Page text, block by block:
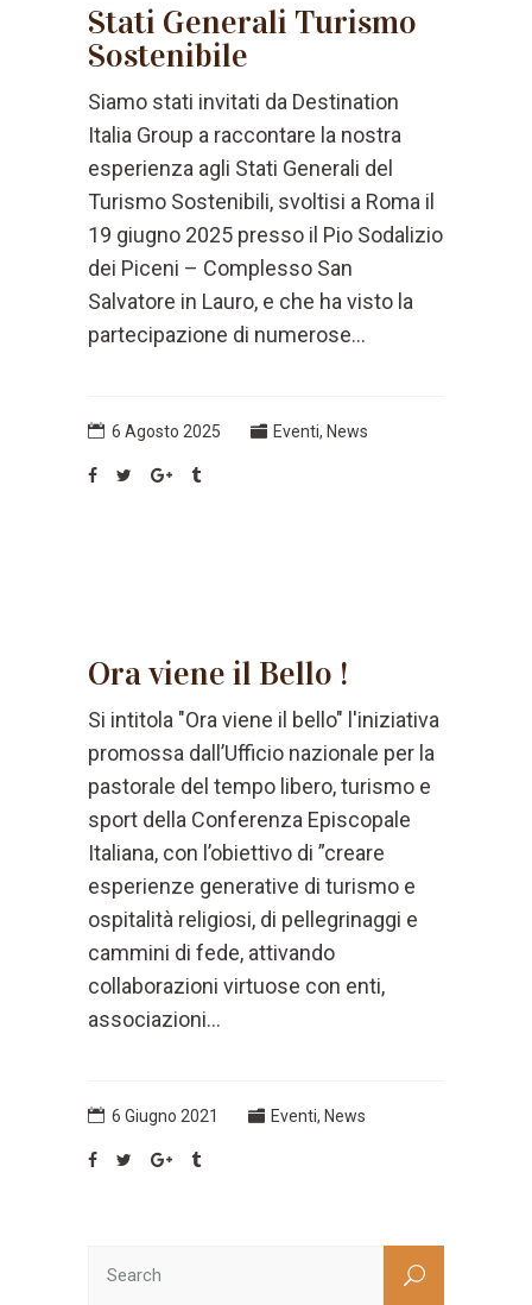
Stati Generali Turismo
Sostenibile
Siamo stati invitati da Destination
Italia Group a raccontare la nostra
esperienza agli Stati Generali del
Turismo Sostenibili, svoltisi a Roma il
19 giugno 2025 presso il Pio Sodalizio
dei Piceni – Complesso San
Salvatore in Lauro, e che ha visto la
partecipazione di numerose...
6 Agosto 2025 Eventi, News
Ora viene il Bello !
Si intitola "Ora viene il bello" l'iniziativa
promossa dall’Ufficio nazionale per la
pastorale del tempo libero, turismo e
sport della Conferenza Episcopale
Italiana, con l’obiettivo di ”creare
esperienze generative di turismo e
ospitalità religiosi, di pellegrinaggi e
cammini di fede, attivando
collaborazioni virtuose con enti,
associazioni...
6 Giugno 2021 Eventi, News